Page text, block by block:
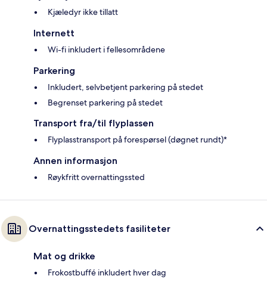
Kjæledyr ikke tillatt
Internett
Wi-fi inkludert i fellesområdene
Parkering
Inkludert, selvbetjent parkering på stedet
Begrenset parkering på stedet
Transport fra/til flyplassen
Flyplasstransport på forespørsel (døgnet rundt)*
Annen informasjon
Røykfritt overnattingssted
Overnattingsstedets fasiliteter
Mat og drikke
Frokostbuffé inkludert hver dag